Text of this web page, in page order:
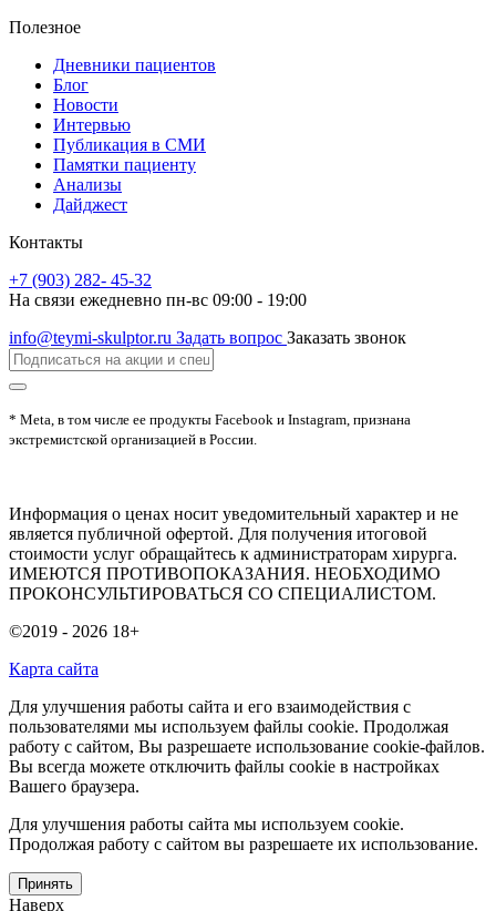
Полезное
Дневники пациентов
Блог
Новости
Интервью
Публикация в СМИ
Памятки пациенту
Анализы
Дайджест
Контакты
+7 (903) 282- 45-32
На связи ежедневно пн-вс 09:00 - 19:00
info@teymi-skulptor.ru Задать вопрос Заказать звонок
* Meta, в том числе ее продукты Facebook и Instagram, признана
экстремистской организацией в России.
Информация о ценах носит уведомительный характер и не
является публичной офертой. Для получения итоговой
стоимости услуг обращайтесь к администраторам хирурга.
ИМЕЮТСЯ ПРОТИВОПОКАЗАНИЯ. НЕОБХОДИМО
ПРОКОНСУЛЬТИРОВАТЬСЯ СО СПЕЦИАЛИСТОМ.
©2019 - 2026 18+
Карта сайта
Для улучшения работы сайта и его взаимодействия с
пользователями мы используем файлы cookie. Продолжая
работу с сайтом, Вы разрешаете использование cookie-файлов.
Вы всегда можете отключить файлы cookie в настройках
Вашего браузера.
Для улучшения работы сайта мы используем cookie.
Продолжая работу с сайтом вы разрешаете их использование.
Принять
Наверх